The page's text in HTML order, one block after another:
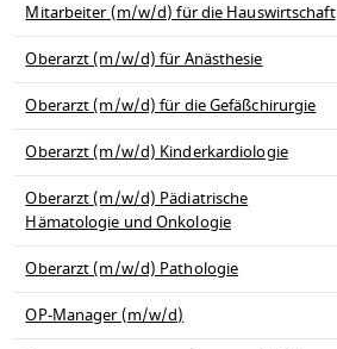
Mitarbeiter (m/w/d) für die Hauswirtschaft
Oberarzt (m/w/d) für Anästhesie
Oberarzt (m/w/d) für die Gefäßchirurgie
Oberarzt (m/w/d) Kinderkardiologie
Oberarzt (m/w/d) Pädiatrische
Hämatologie und Onkologie
Oberarzt (m/w/d) Pathologie
OP-Manager (m/w/d)